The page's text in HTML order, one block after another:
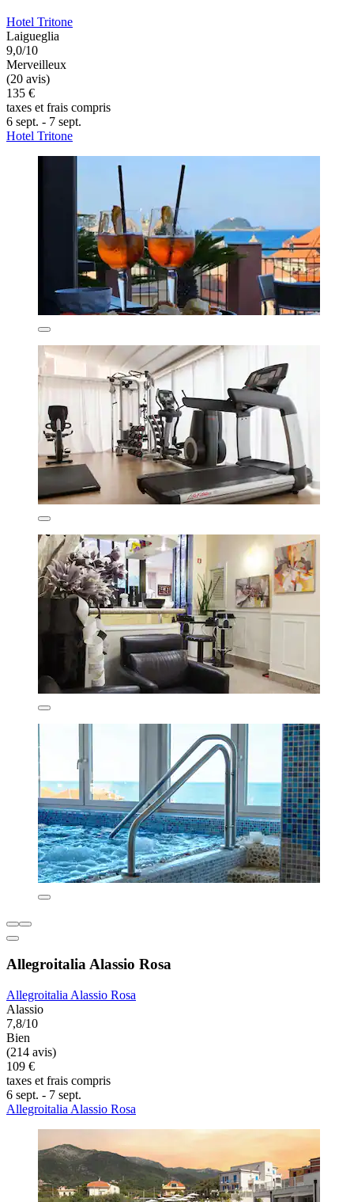
Hotel Tritone
Laigueglia
9,0/10
Merveilleux
(20 avis)
135 €
taxes et frais compris
6 sept. - 7 sept.
Hotel Tritone
Allegroitalia Alassio Rosa
Allegroitalia Alassio Rosa
Alassio
7,8/10
Bien
(214 avis)
109 €
taxes et frais compris
6 sept. - 7 sept.
Allegroitalia Alassio Rosa